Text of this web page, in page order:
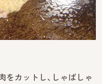
をカットし、しゃばしゃ